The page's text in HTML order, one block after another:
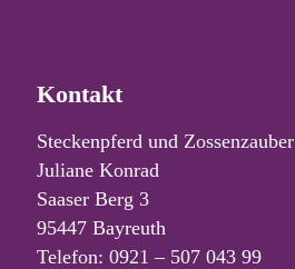
Kontakt
Steckenpferd und Zossenzauber
Juliane Konrad
Saaser Berg 3
95447 Bayreuth
Telefon: 0921 – 507 043 99